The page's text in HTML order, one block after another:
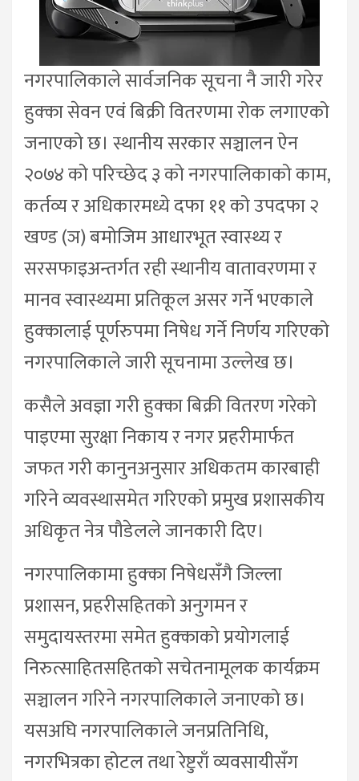
नगरपालिकाले सार्वजनिक सूचना नै जारी गरेर
हुक्का सेवन एवं बिक्री वितरणमा रोक लगाएको
जनाएको छ। स्थानीय सरकार सञ्चालन ऐन
२०७४ को परिच्छेद ३ को नगरपालिकाको काम,
कर्तव्य र अधिकारमध्ये दफा ११ को उपदफा २
खण्ड (ञ) बमोजिम आधारभूत स्वास्थ्य र
सरसफाइअन्तर्गत रही स्थानीय वातावरणमा र
मानव स्वास्थ्यमा प्रतिकूल असर गर्ने भएकाले
हुक्कालाई पूर्णरुपमा निषेध गर्ने निर्णय गरिएको
नगरपालिकाले जारी सूचनामा उल्लेख छ।
कसैले अवज्ञा गरी हुक्का बिक्री वितरण गरेको
पाइएमा सुरक्षा निकाय र नगर प्रहरीमार्फत
जफत गरी कानुनअनुसार अधिकतम कारबाही
गरिने व्यवस्थासमेत गरिएको प्रमुख प्रशासकीय
अधिकृत नेत्र पौडेलले जानकारी दिए।
नगरपालिकामा हुक्का निषेधसँगै जिल्ला
प्रशासन, प्रहरीसहितको अनुगमन र
समुदायस्तरमा समेत हुक्काको प्रयोगलाई
निरुत्साहितसहितको सचेतनामूलक कार्यक्रम
सञ्चालन गरिने नगरपालिकाले जनाएको छ।
यसअघि नगरपालिकाले जनप्रतिनिधि,
नगरभित्रका होटल तथा रेष्टुराँ व्यवसायीसँग